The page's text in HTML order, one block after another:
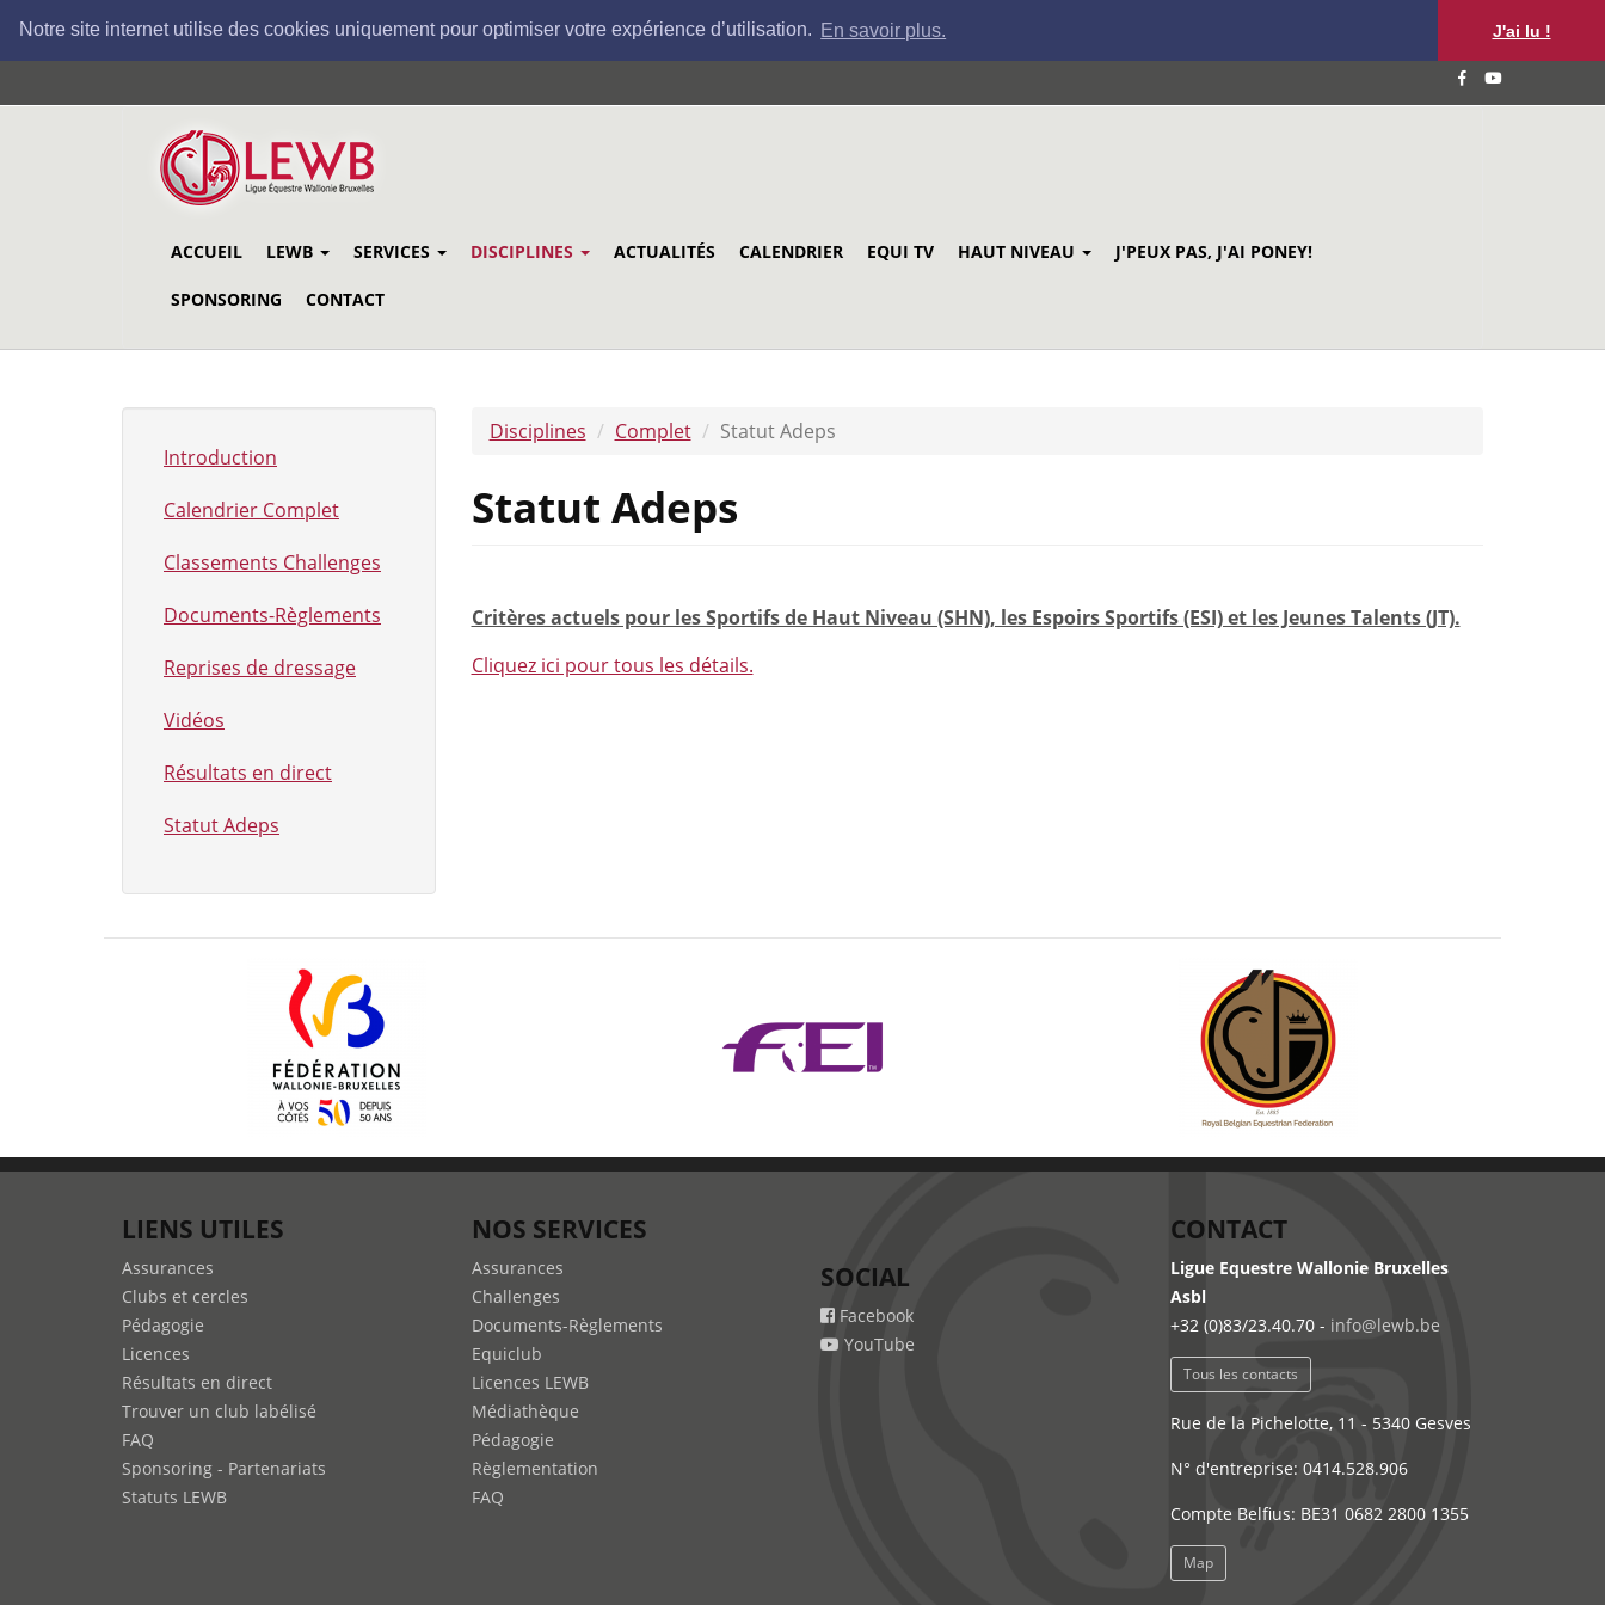
Notre site internet utilise des cookies uniquement pour optimiser votre expérience d’utilisation. En savoir plus. J'ai lu !
au
ACCUEIL LEWB SERVICES DISCIPLINES ACTUALITÉS CALENDRIER EQUI TV HAUT NIVEAU J'PEUX PAS, J'AI PONEY!
SPONSORING CONTACT
Introduction
Calendrier Complet
Classements Challenges
Documents-Règlements
Reprises de dressage
Vidéos
Résultats en direct
Statut Adeps
Disciplines Complet Statut Adeps
Statut Adeps
Critères actuels pour les Sportifs de Haut Niveau (SHN), les Espoirs Sportifs (ESI) et les Jeunes Talents (JT).
Cliquez ici pour tous les détails.
LIENS UTILES
Assurances
Clubs et cercles
Pédagogie
Licences
Résultats en direct
Trouver un club labélisé
FAQ
Sponsoring - Partenariats
Statuts LEWB
NOS SERVICES
Assurances
Challenges
Documents-Règlements
Equiclub
Licences LEWB
Médiathèque
Pédagogie
Règlementation
FAQ
SOCIAL
Facebook
YouTube
CONTACT
Ligue Equestre Wallonie Bruxelles
Asbl
+32 (0)83/23.40.70 - info@lewb.be
Tous les contacts
Rue de la Pichelotte, 11 - 5340 Gesves
N° d'entreprise: 0414.528.906
Compte Belfius: BE31 0682 2800 1355
Map